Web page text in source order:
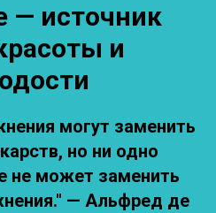
— источник
и
могут заменить
но ни одно
не может заменить
— Альфред де